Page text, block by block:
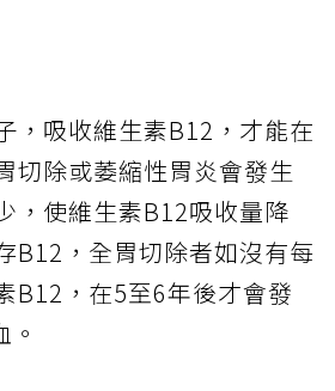
，吸收維生素B12，才能在
切除或萎縮性胃炎會發生
，使維生素B12吸收量降
B12，全胃切除者如沒有每
B12，在5至6年後才會發